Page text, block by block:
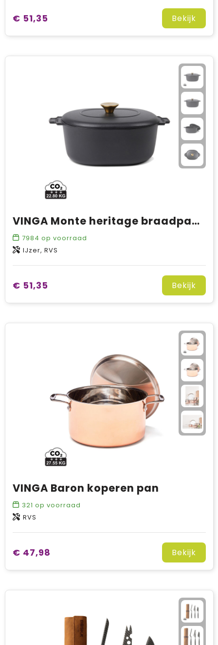
€ 51,35 Bekijk
VINGA Monte heritage braadpan 4 L
7984 op voorraad
IJzer, RVS
€ 51,35 Bekijk
VINGA Baron koperen pan
321 op voorraad
RVS
€ 47,98 Bekijk